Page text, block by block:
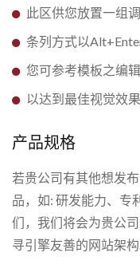
此区供您放置一组
条列方式以
您可参考模板之编辑
以达到最佳视觉效果
产品规格
若贵公司有其他想发
品，如: 研发能力、专
们，我们将会为贵公
寻引擎友善的网站架构